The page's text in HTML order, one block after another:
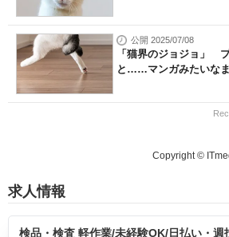
公開 2025/07/08
「猫界のジョジョ」
と……マンガみたいな
Copyright ©
求人情報
検品・検査 軽作業/未経験OK/日払い・週